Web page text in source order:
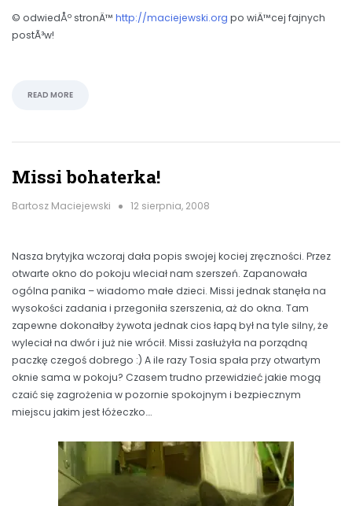
© odwiedÅº stronÄ™ http://maciejewski.org po wiÄ™cej fajnych
postÃ³w!
READ MORE
Missi bohaterka!
Bartosz Maciejewski 12 sierpnia, 2008
Nasza brytyjka wczoraj dała popis swojej kociej zręczności. Przez
otwarte okno do pokoju wleciał nam szerszeń. Zapanowała
ogólna panika – wiadomo małe dzieci. Missi jednak stanęła na
wysokości zadania i przegoniła szerszenia, aż do okna. Tam
zapewne dokonałby żywota jednak cios łapą był na tyle silny, że
wyleciał na dwór i już nie wrócił. Missi zasłużyła na porządną
paczkę czegoś dobrego :) A ile razy Tosia spała przy otwartym
oknie sama w pokoju? Czasem trudno przewidzieć jakie mogą
czaić się zagrożenia w pozornie spokojnym i bezpiecznym
miejscu jakim jest łóżeczko….